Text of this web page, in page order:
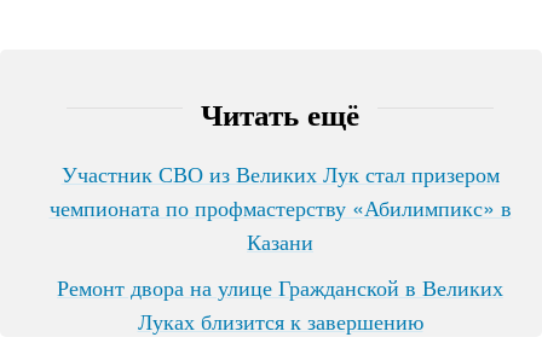
Читать ещё
Участник СВО из Великих Лук стал призером
чемпионата по профмастерству «Абилимпикс» в
Казани
Ремонт двора на улице Гражданской в Великих
Луках близится к завершению